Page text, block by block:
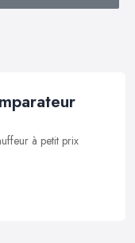
à petit prix